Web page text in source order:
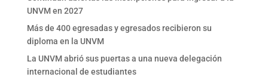
UNVM en 2027
Más de 400 egresadas y egresados recibieron su
diploma en la UNVM
La UNVM abrió sus puertas a una nueva delegación
internacional de estudiantes